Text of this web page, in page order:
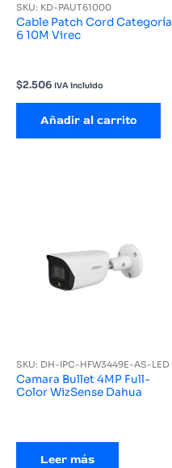
SKU: KD-PAUT61000
Cable Patch Cord Categoría
6 10M Virec
$2.506 IVA incluido
Añadir al carrito
SKU: DH-IPC-HFW3449E-AS-LED
Camara Bullet 4MP Full-
Color WizSense Dahua
Leer más